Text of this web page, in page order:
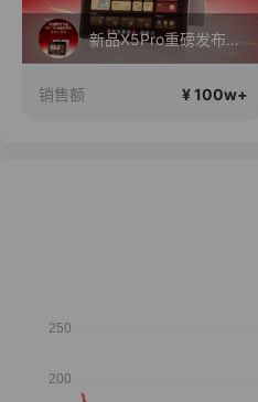
新品X5Pro重磅发布！性能大提升！首发补贴还送千元好礼！
销售额 ¥ 100w+